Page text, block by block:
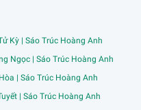
Kỳ | Sáo Trúc Hoàng Anh
Ngọc | Sáo Trúc Hoàng Anh
| Sáo Trúc Hoàng Anh
| Sáo Trúc Hoàng Anh